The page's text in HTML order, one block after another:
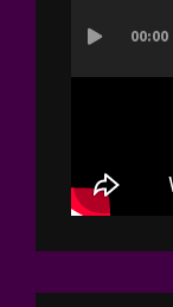
vidéo
00:00